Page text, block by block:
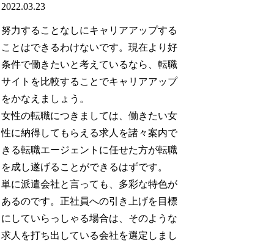
2022.03.23
努力することなしにキャリアアップする
ことはできるわけないです。現在より好
条件で働きたいと考えているなら、転職
サイトを比較することでキャリアアップ
をかなえましょう。
女性の転職につきましては、働きたい女
性に納得してもらえる求人を諸々案内で
きる転職エージェントに任せた方が転職
を成し遂げることができるはずです。
単に派遣会社と言っても、多彩な特色が
あるのです。正社員への引き上げを目標
にしていらっしゃる場合は、そのような
求人を打ち出している会社を選定しまし